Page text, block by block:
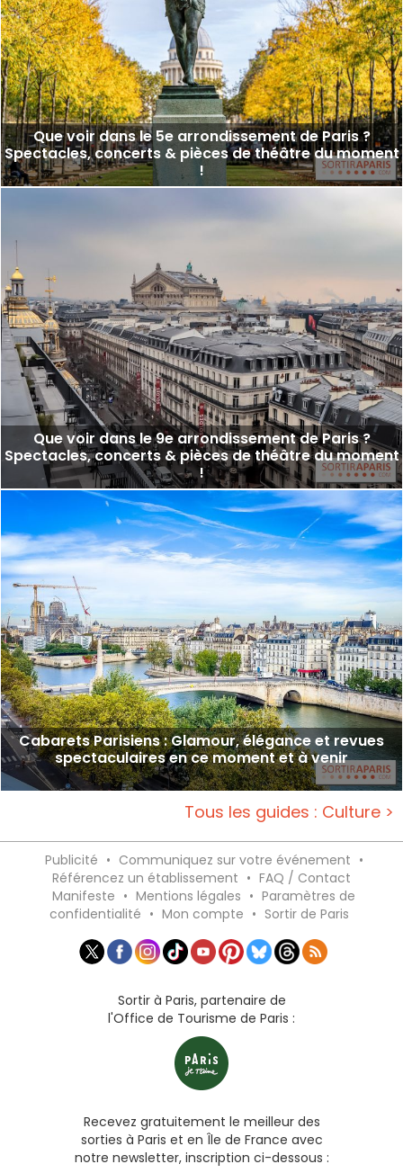
Que voir dans le 5e arrondissement de Paris ?
Spectacles, concerts & pièces de théâtre du moment
!
Que voir dans le 9e arrondissement de Paris ?
Spectacles, concerts & pièces de théâtre du moment
!
Cabarets Parisiens : Glamour, élégance et revues
spectaculaires en ce moment et à venir
Tous les guides : Culture >
Publicité • Communiquez sur votre événement •
Référencez un établissement • FAQ / Contact
Manifeste • Mentions légales • Paramètres de
confidentialité • Mon compte • Sortir de Paris
Sortir à Paris, partenaire de
l'Office de Tourisme de Paris :
Recevez gratuitement le meilleur des
sorties à Paris et en Île de France avec
notre newsletter, inscription ci-dessous :